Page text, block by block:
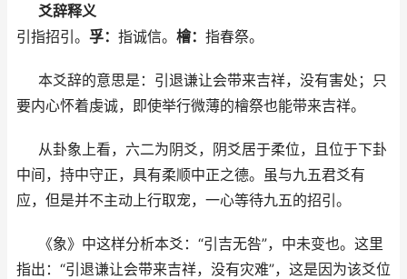
爻辞释义
引指招引。 孚： 指诚信。 檜： 指春祭。
本爻辞的意思是：引退谦让会带来吉祥，没有害处；只
要内心怀着虔诚，即使举行微薄的檜祭也能带来吉祥。
从卦象上看，六二为阴爻，阴爻居于柔位，且位于下卦
中间，持中守正，具有柔顺中正之德。虽与九五君爻有
应，但是并不主动上行取宠，一心等待九五的招引。
《象》中这样分析本爻：“引吉无咎”，中未变也。这里
指出：“引退谦让会带来吉祥，没有灾难”，这是因为该爻位